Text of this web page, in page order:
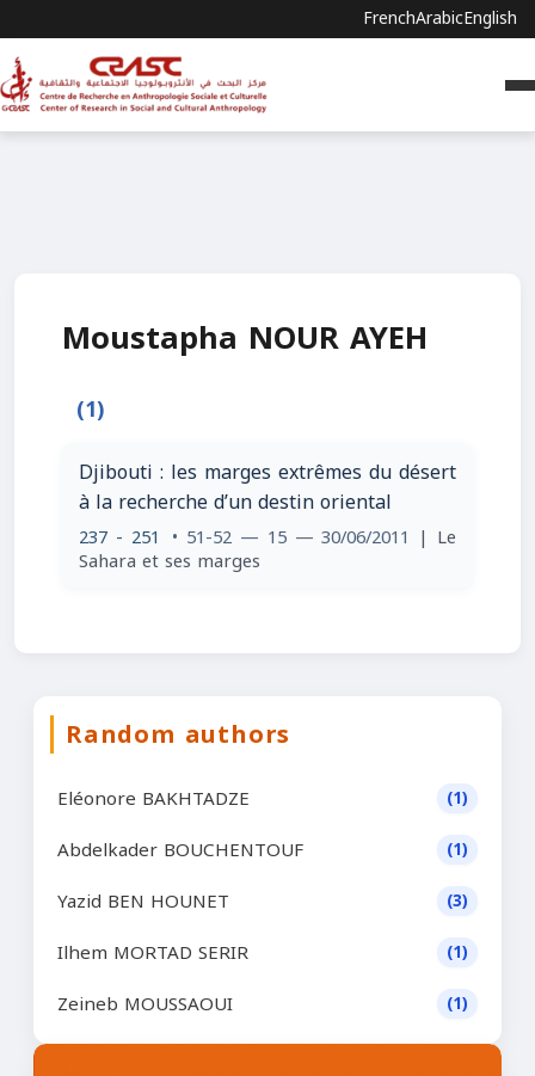
FrenchArabicEnglish
Moustapha NOUR AYEH
(1)
Djibouti : les marges extrêmes du désert
à la recherche d’un destin oriental
237 - 251 • 51-52 — 15 — 30/06/2011 | Le
Sahara et ses marges
Random authors
Eléonore BAKHTADZE (1)
Abdelkader BOUCHENTOUF (1)
Yazid BEN HOUNET (3)
Ilhem MORTAD SERIR (1)
Zeineb MOUSSAOUI (1)